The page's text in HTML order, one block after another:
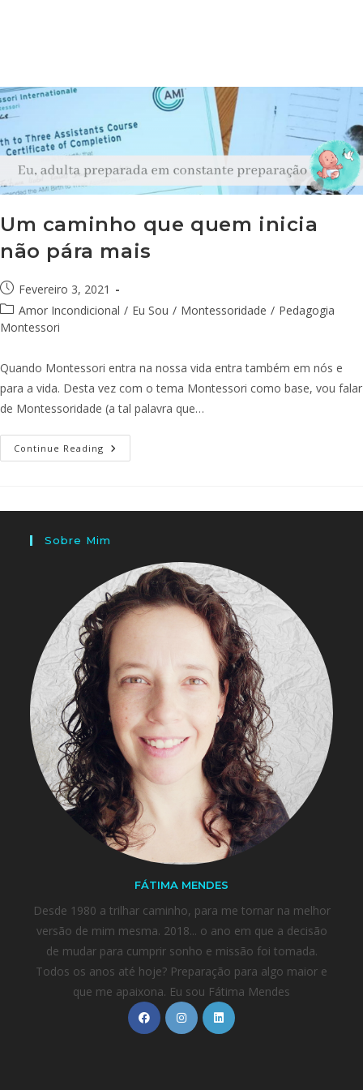
Um caminho que quem inicia
não pára mais
Fevereiro 3, 2021
Amor Incondicional / Eu Sou / Montessoridade / Pedagogia
Montessori
Quando Montessori entra na nossa vida entra também em nós e
para a vida. Desta vez com o tema Montessori como base, vou falar
de Montessoridade (a tal palavra que…
Continue Reading
Sobre Mim
FÁTIMA MENDES
Desde 1980 a trilhar caminho, para me tornar na melhor
versão de mim mesma. 2018... o ano em que a decisão
de mudar para cumprir sonho e missão foi tomada.
Todos os anos até hoje? Preparação para algo maior e
que me apaixona. Eu sou Fátima Mendes